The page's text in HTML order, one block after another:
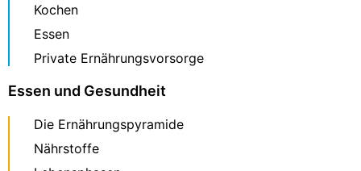
Kochen
Essen
Private Ernährungsvorsorge
Essen und Gesundheit
Die Ernährungspyramide
Nährstoffe